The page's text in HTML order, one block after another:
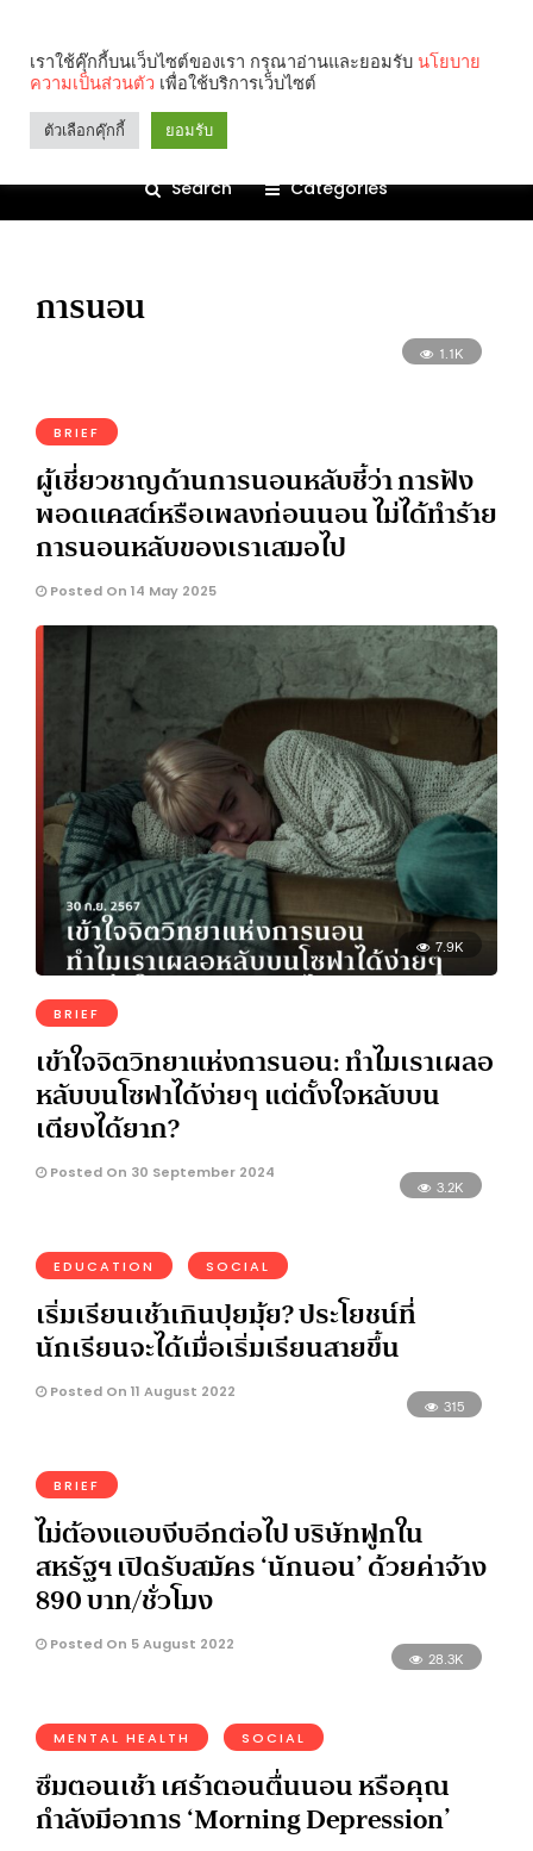
Search Categories
การนอน
1.1K
BRIEF
ผู้เชี่ยวชาญด้านการนอนหลับชี้ว่า การฟัง
พอดแคสต์หรือเพลงก่อนนอน ไม่ได้ทำร้าย
การนอนหลับของเราเสมอไป
Posted On 14 May 2025
7.9K
BRIEF
เข้าใจจิตวิทยาแห่งการนอน: ทำไมเราเผลอ
หลับบนโซฟาได้ง่ายๆ แต่ตั้งใจหลับบน
เตียงได้ยาก?
Posted On 30 September 2024
3.2K
EDUCATION SOCIAL
เริ่มเรียนเช้าเกินปุยมุ้ย? ประโยชน์ที่
นักเรียนจะได้เมื่อเริ่มเรียนสายขึ้น
Posted On 11 August 2022
315
BRIEF
ไม่ต้องแอบงีบอีกต่อไป บริษัทฟูกใน
สหรัฐฯ เปิดรับสมัคร ‘นักนอน’ ด้วยค่าจ้าง
890 บาท/ชั่วโมง
Posted On 5 August 2022
28.3K
MENTAL HEALTH SOCIAL
ซึมตอนเช้า เศร้าตอนตื่นนอน หรือคุณ
กำลังมีอาการ ‘Morning Depression’
เราใช้คุ๊กกี้บนเว็บไซต์ของเรา กรุณาอ่านและยอมรับ นโยบาย
ความเป็นส่วนตัว เพื่อใช้บริการเว็บไซต์
ตัวเลือกคุ๊กกี้ ยอมรับ